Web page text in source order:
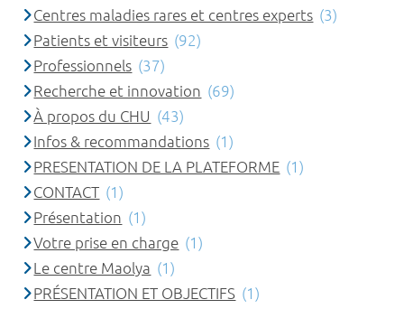
Centres maladies rares et centres experts (3)
Patients et visiteurs (92)
Professionnels (37)
Recherche et innovation (69)
À propos du CHU (43)
Infos & recommandations (1)
PRESENTATION DE LA PLATEFORME (1)
CONTACT (1)
Présentation (1)
Votre prise en charge (1)
Le centre Maolya (1)
PRÉSENTATION ET OBJECTIFS (1)